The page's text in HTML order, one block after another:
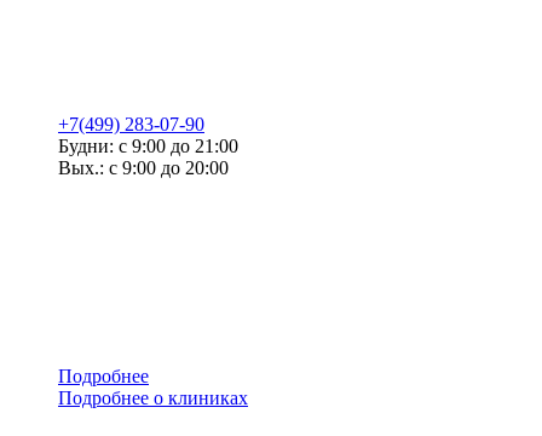
+7(499) 283-07-90
Будни: с 9:00 до 21:00
Вых.: с 9:00 до 20:00
Подробнее
Подробнее о клиниках